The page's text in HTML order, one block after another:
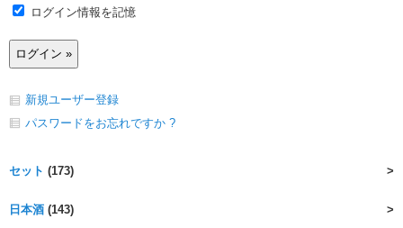
ログイン情報を記憶
新規ユーザー登録
パスワードをお忘れですか ?
セット (173)
日本酒 (143)